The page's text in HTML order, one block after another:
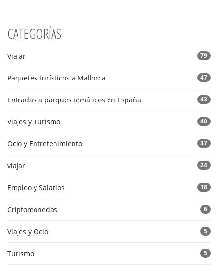
CATEGORÍAS
Viajar 79
Paquetes turísticos a Mallorca 47
Entradas a parques temáticos en España 43
Viajes y Turismo 40
Ocio y Entretenimiento 37
viajar 24
Empleo y Salarios 18
Criptomonedas 6
Viajes y Ocio 5
Turismo 5